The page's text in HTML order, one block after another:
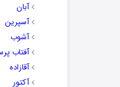
آبان
آسپرین
آشوب
آفتاب
آقازاده
آکتور